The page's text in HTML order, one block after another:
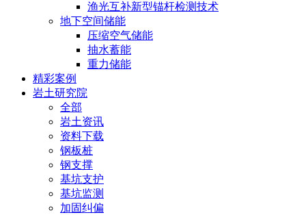
渔光互补新型锚杆检测技术
地下空间储能
压缩空气储能
抽水蓄能
重力储能
精彩案例
岩土研究院
全部
岩土资讯
资料下载
钢板桩
钢支撑
基坑支护
基坑监测
加固纠偏